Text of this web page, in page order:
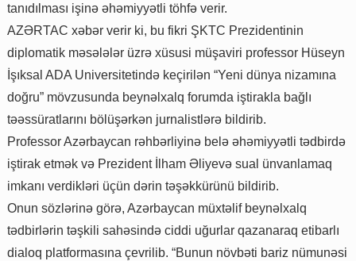
tanıdılması işinə əhəmiyyətli töhfə verir.
AZƏRTAC xəbər verir ki, bu fikri ŞKTC Prezidentinin
diplomatik məsələlər üzrə xüsusi müşaviri professor Hüseyn
İşıksal ADA Universitetində keçirilən “Yeni dünya nizamına
doğru” mövzusunda beynəlxalq forumda iştirakla bağlı
təəssüratlarını bölüşərkən jurnalistlərə bildirib.
Professor Azərbaycan rəhbərliyinə belə əhəmiyyətli tədbirdə
iştirak etmək və Prezident İlham Əliyevə sual ünvanlamaq
imkanı verdikləri üçün dərin təşəkkürünü bildirib.
Onun sözlərinə görə, Azərbaycan müxtəlif beynəlxalq
tədbirlərin təşkili sahəsində ciddi uğurlar qazanaraq etibarlı
dialoq platformasına çevrilib. “Bunun növbəti bariz nümunəsi